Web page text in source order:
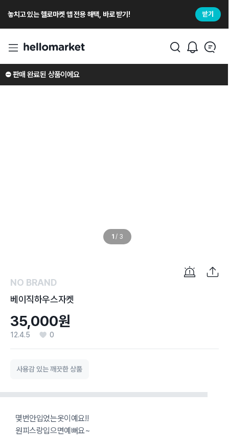
놓치고 있는 헬로마켓 앱 전용 해택, 바로 받기! 받기
1 / 3
⛔️ 판매 완료된 상품이에요
NO BRAND
베이직하우스자켓
35,000원
12.4.5 0
사용감 있는 깨끗한 상품
몇번안입었는옷이예요!!
원피스랑입으면예뻐요~